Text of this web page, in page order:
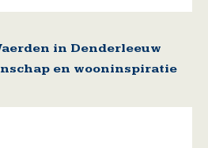
in Denderleeuw
en wooninspiratie